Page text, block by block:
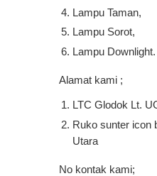
Lampu Taman,
Lampu Sorot,
Lampu Downlight.
Alamat kami ;
LTC Glodok Lt.
Ruko sunter icon
Utara
No kontak kami;